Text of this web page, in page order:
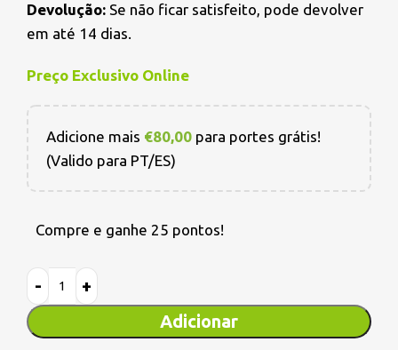
Devolução: Se não ficar satisfeito, pode devolver
em até 14 dias.
Preço Exclusivo Online
Adicione mais €80,00 para portes grátis!
(Valido para PT/ES)
Compre e ganhe 25 pontos!
Adicionar